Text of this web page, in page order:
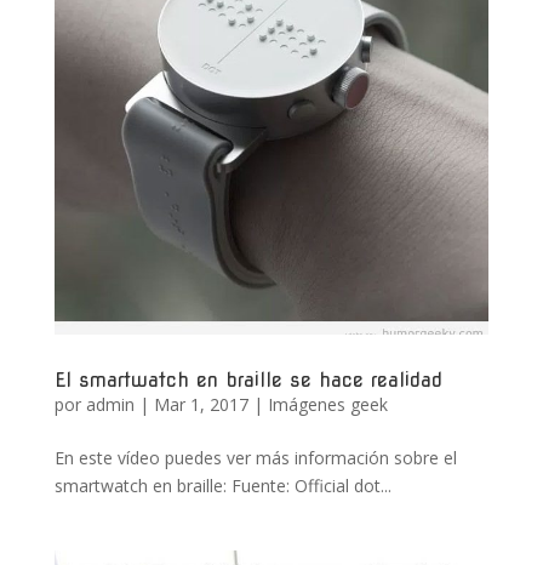
El smartwatch en braille se hace realidad
por admin | Mar 1, 2017| Imágenes geek
En este vídeo puedes ver más información sobre el
smartwatch en braille: Fuente: Official dot...